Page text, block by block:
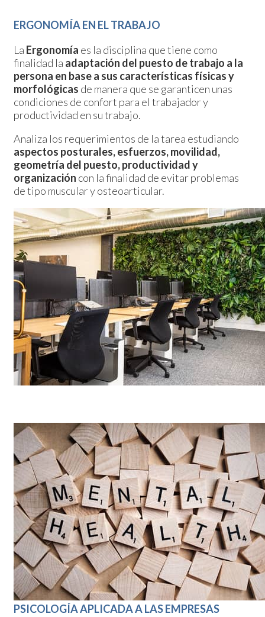
ERGONOMÍA EN EL TRABAJO
La Ergonomía es la disciplina que tiene como
finalidad la adaptación del puesto de trabajo a la
persona en base a sus características físicas y
morfológicas de manera que se garanticen unas
condiciones de confort para el trabajador y
productividad en su trabajo.
Analiza los requerimientos de la tarea estudiando
aspectos posturales, esfuerzos, movilidad,
geometría del puesto, productividad y
organización con la finalidad de evitar problemas
de tipo muscular y osteoarticular.
PSICOLOGÍA APLICADA A LAS EMPRESAS